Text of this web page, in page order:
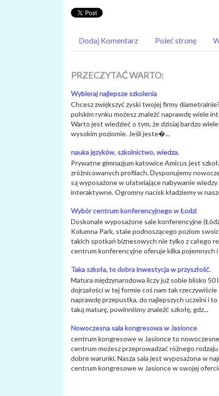
Dodaj Komentarz Poleć stronę
PRZECZYTAĆ WARTO:
Wybieraj najlepsze szkolenia
Chcesz zwiększyć zyski twojej firmy
polskim rynku możesz znaleźć naprawdę wiele
Warto jest wiedzieć o tym, że dzisiaj bardzo
wysokim poziomie. Jeśli jeste�...
nauka języków, szkolnictwo, wiedza.
Prywatne gimnazjum katowice Amicus jest
zróżnicowanych profilach. Dysponujemy
są wyposażone w ułatwiające nabywanie
interaktywne. Ogromny nacisk kładziemy w
Wybór centrum konferencyjnego w Łodzi
Doskonale wyposażone sale konferencyjne
Kolumna Park, stale podnoszącego poziom
takich spotkań biznesowych nie tylko z całego
centrum konferencyjne oferuje kilka pojemnych
Taka szkoła, to dobra inwestycja w przyszłość.
Matura międzynarodowa liczy już sobie blisko 50
dojrzałości w tej formie coś nam tak
naprawdę przepustka, do najlepszych uczelni i
taką maturę, powinniśmy znaleźć szkołę, gdz...
Nowoczesna sala kongresowa w Jasionce
centrum kongresowe w Jasionce to
centrum możesz przeprowadzać różnego
dobre warunki. Nasza sala jest wyposażona w
centrum kongresowe w Jasionce w swojej